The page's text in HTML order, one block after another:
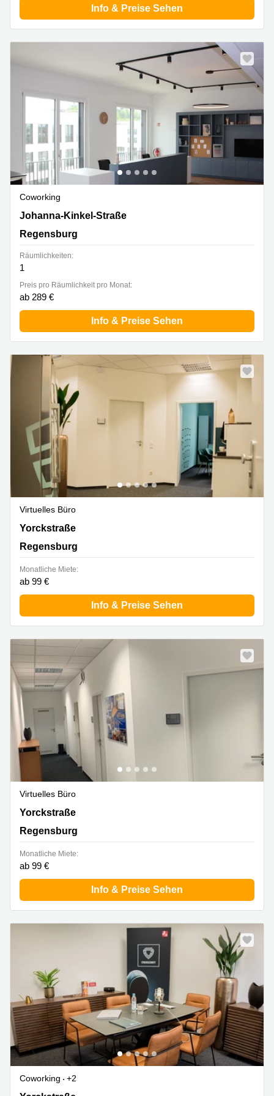
Info & Preise Sehen
Coworking
Johanna-Kinkel-Straße 1-2, Regensburg
Johanna-Kinkel-Straße
Regensburg
Räumlichkeiten:
1
Preis pro Räumlichkeit pro Monat:
ab 289 €
Info & Preise Sehen
Virtuelles Büro
Yorckstraße 22, Regensburg
Yorckstraße
Regensburg
Monatliche Miete:
ab 99 €
Info & Preise Sehen
Virtuelles Büro
Yorckstraße 22, Regensburg
Yorckstraße
Regensburg
Monatliche Miete:
ab 99 €
Info & Preise Sehen
Coworking
+2